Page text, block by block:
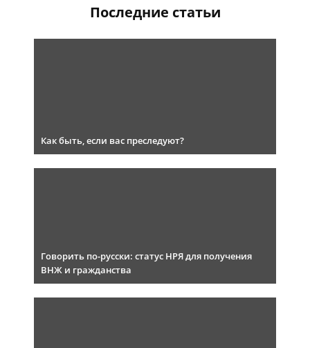
Последние статьи
Как быть, если вас преследуют?
Говорить по-русски: статус НРЯ для получения
ВНЖ и гражданства